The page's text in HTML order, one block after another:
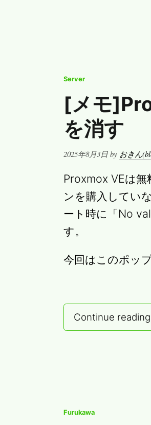
Server
[メモ
を消す
Posted
2025年8月3日 by おきん
Proxmox VEは
ンを購入してい
ート時に「No
す。
今回はこのポッ
Continue reading
Furukawa